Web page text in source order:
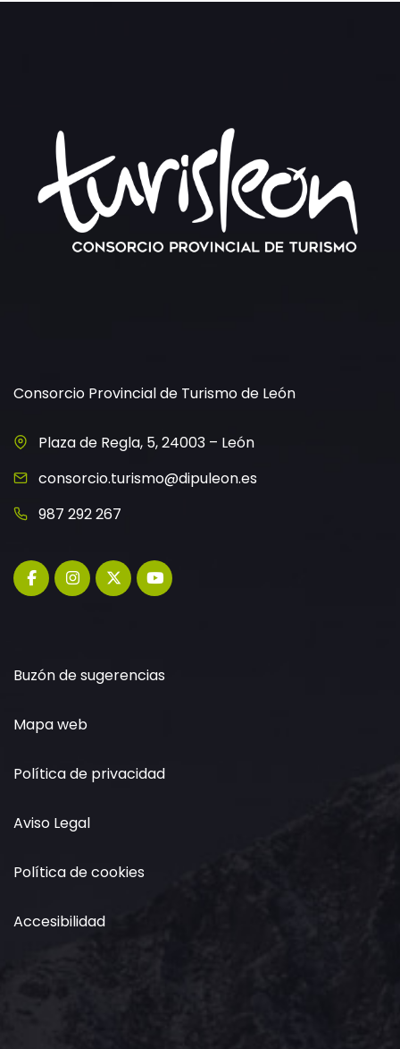
Consorcio Provincial de Turismo de León
Plaza de Regla, 5, 24003 – León
consorcio.turismo@dipuleon.es
987 292 267
Buzón de sugerencias
Mapa web
Política de privacidad
Aviso Legal
Política de cookies
Accesibilidad